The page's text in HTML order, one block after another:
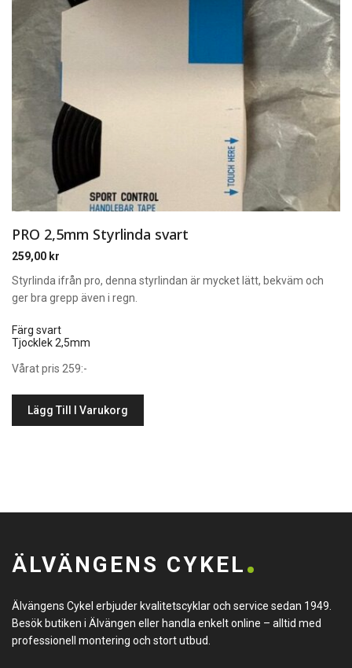
PRO 2,5mm Styrlinda svart
259,00 kr
Styrlinda ifrån pro, denna styrlindan är mycket lätt, bekväm och
ger bra grepp även i regn.
Färg svart
Tjocklek 2,5mm
Vårat pris 259:-
Lägg Till I Varukorg
ÄLVÄNGENS CYKEL
Älvängens Cykel erbjuder kvalitetscyklar och service sedan 1949.
Besök butiken i Älvängen eller handla enkelt online – alltid med
professionell montering och stort utbud.